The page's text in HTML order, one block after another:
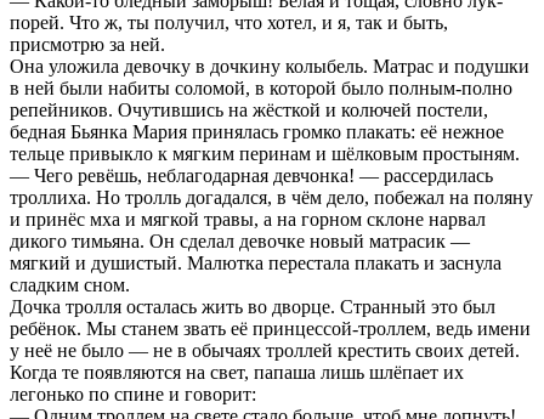
порей. Что ж, ты получил, что хотел, и я, так и быть,
присмотрю за ней.
Она уложила девочку в дочкину колыбель. Матрас и подушки
в ней были набиты соломой, в которой было полным-полно
репейников. Очутившись на жёсткой и колючей постели,
бедная Бьянка Мария принялась громко плакать: её нежное
тельце привыкло к мягким перинам и шёлковым простыням.
— Чего ревёшь, неблагодарная девчонка! — рассердилась
троллиха. Но тролль догадался, в чём дело, побежал на поляну
и принёс мха и мягкой травы, а на горном склоне нарвал
дикого тимьяна. Он сделал девочке новый матрасик —
мягкий и душистый. Малютка перестала плакать и заснула
сладким сном.
Дочка тролля осталась жить во дворце. Странный это был
ребёнок. Мы станем звать её принцессой-троллем, ведь имени
у неё не было — не в обычаях троллей крестить своих детей.
Когда те появляются на свет, папаша лишь шлёпает их
легонько по спине и говорит: